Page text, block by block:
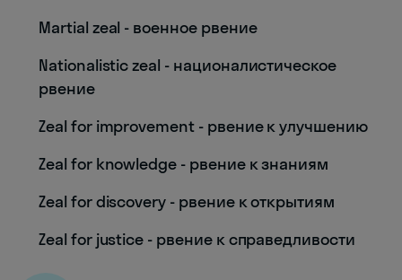
Martial zeal - военное рвение
Nationalistic zeal - националистическое
рвение
Zeal for improvement - рвение к улучшению
Zeal for knowledge - рвение к знаниям
Zeal for discovery - рвение к открытиям
Zeal for justice - рвение к справедливости